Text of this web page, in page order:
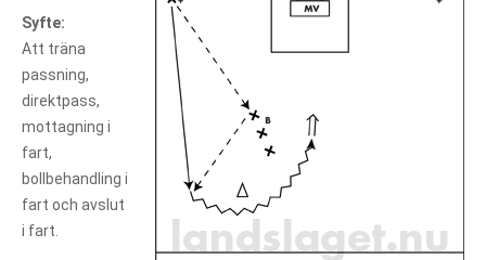
Syfte:
Att träna
passning,
direktpass,
mottagning i
fart,
bollbehandling i
fart och avslut
i fart.